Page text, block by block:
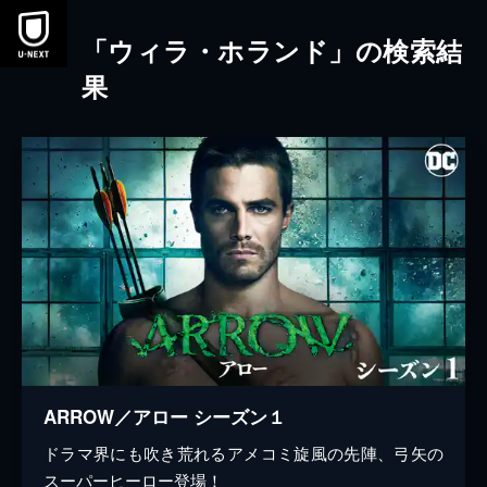
本文へスキップ
「ウィラ・ホランド」の検索結
果
ARROW／アロー シーズン１
ドラマ界にも吹き荒れるアメコミ旋風の先陣、弓矢の
スーパーヒーロー登場！